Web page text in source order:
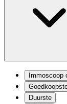
Immoscoop
Duurste